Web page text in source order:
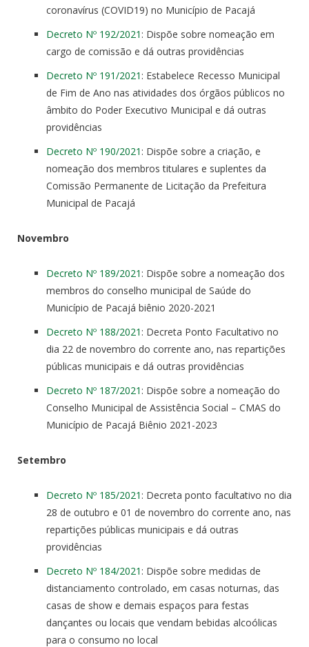
coronavírus (COVID19) no Município de Pacajá
Decreto Nº 192/2021 : Dispõe sobre nomeação em
cargo de comissão e dá outras providências
Decreto Nº 191/2021 : Estabelece Recesso Municipal
de Fim de Ano nas atividades dos órgãos públicos no
âmbito do Poder Executivo Municipal e dá outras
providências
Decreto Nº 190/2021 : Dispõe sobre a criação, e
nomeação dos membros titulares e suplentes da
Comissão Permanente de Licitação da Prefeitura
Municipal de Pacajá
Novembro
Decreto Nº 189/2021 : Dispõe sobre a nomeação dos
membros do conselho municipal de Saúde do
Município de Pacajá biênio 2020-2021
Decreto Nº 188/2021 : Decreta Ponto Facultativo no
dia 22 de novembro do corrente ano, nas repartições
públicas municipais e dá outras providências
Decreto Nº 187/2021 : Dispõe sobre a nomeação do
Conselho Municipal de Assistência Social – CMAS do
Município de Pacajá Biênio 2021-2023
Setembro
Decreto Nº 185/2021 : Decreta ponto facultativo no dia
28 de outubro e 01 de novembro do corrente ano, nas
repartições públicas municipais e dá outras
providências
Decreto Nº 184/2021 : Dispõe sobre medidas de
distanciamento controlado, em casas noturnas, das
casas de show e demais espaços para festas
dançantes ou locais que vendam bebidas alcoólicas
para o consumo no local